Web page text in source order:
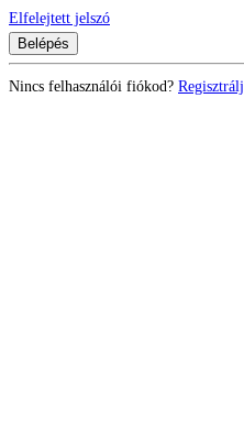
Elfelejtett jelszó
Belépés
Nincs felhasználói fiókod? Regisztrálj